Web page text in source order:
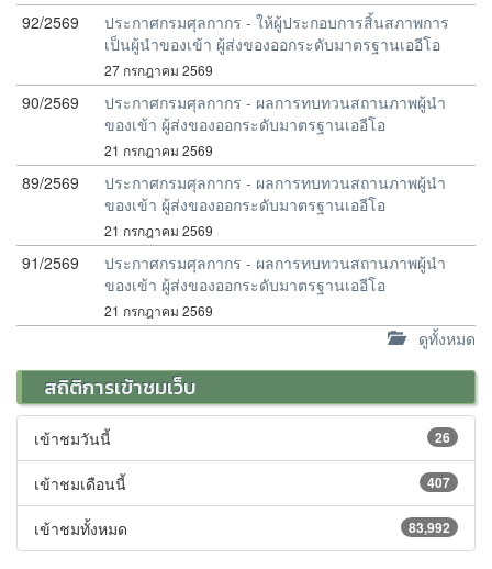
92/2569
ประกาศกรมศุลกากร - ให้ผู้ประกอบการสิ้นสภาพการ
เป็นผู้นำของเข้า ผู้ส่งของออกระดับมาตรฐานเออีโอ
27 กรกฎาคม 2569
90/2569
ประกาศกรมศุลกากร - ผลการทบทวนสถานภาพผู้นำ
ของเข้า ผู้ส่งของออกระดับมาตรฐานเออีโอ
21 กรกฎาคม 2569
89/2569
ประกาศกรมศุลกากร - ผลการทบทวนสถานภาพผู้นำ
ของเข้า ผู้ส่งของออกระดับมาตรฐานเออีโอ
21 กรกฎาคม 2569
91/2569
ประกาศกรมศุลกากร - ผลการทบทวนสถานภาพผู้นำ
ของเข้า ผู้ส่งของออกระดับมาตรฐานเออีโอ
21 กรกฎาคม 2569
ดูทั้งหมด
สถิติการเข้าชมเว็บ
26
เข้าชมวันนี้
407
เข้าชมเดือนนี้
83,992
เข้าชมทั้งหมด